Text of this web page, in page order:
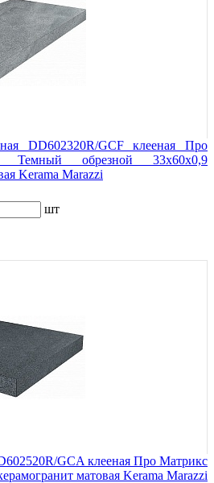
DD602320R/GCF клееная Про
Темный обрезной 33x60x0,9
Kerama Marazzi
шт
GCA клееная Про Матрикс
матовая Kerama Marazzi